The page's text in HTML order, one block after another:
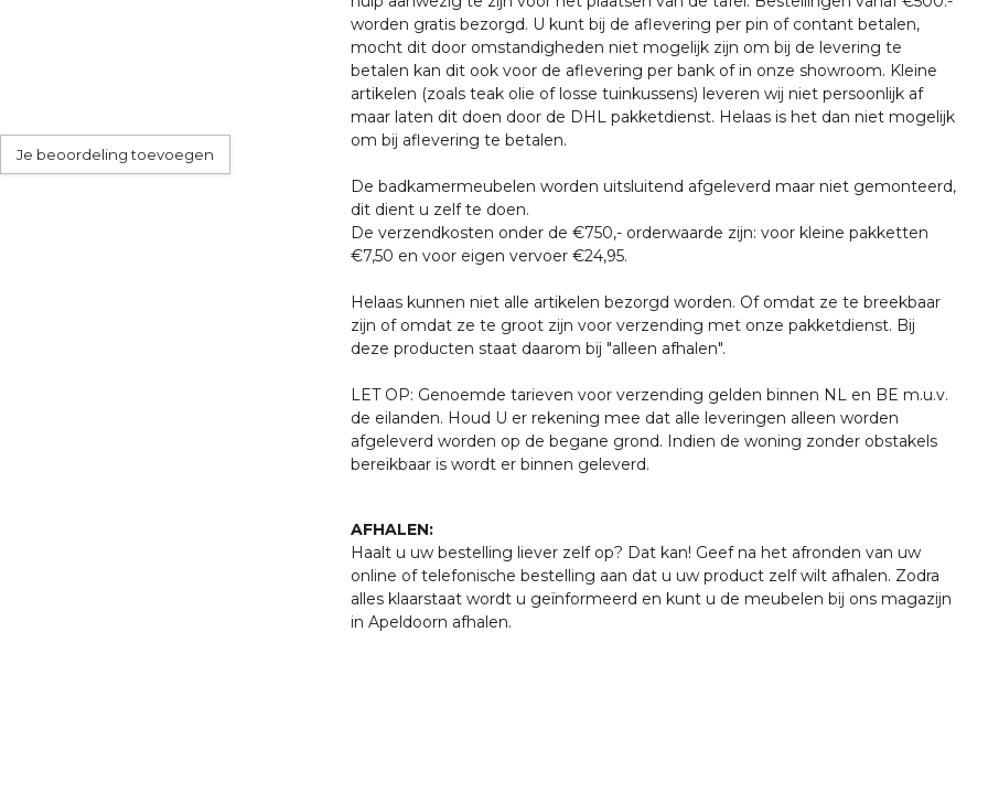
of andere invloeden
Je beoordeling toevoegen
worden gratis bezorgd. U kunt bij de aflevering per pin of contant betalen,
mocht dit door omstandigheden niet mogelijk zijn om bij de levering te
betalen kan dit ook voor de aflevering per bank of in onze showroom. Kleine
artikelen (zoals teak olie of losse tuinkussens) leveren wij niet persoonlijk af
maar laten dit doen door de DHL pakketdienst. Helaas is het dan niet mogelijk
om bij aflevering te betalen.
De badkamermeubelen worden uitsluitend afgeleverd maar niet gemonteerd,
dit dient u zelf te doen.
De verzendkosten onder de €750,- orderwaarde zijn: voor kleine pakketten
€7,50 en voor eigen vervoer €24,95.
Helaas kunnen niet alle artikelen bezorgd worden. Of omdat ze te breekbaar
zijn of omdat ze te groot zijn voor verzending met onze pakketdienst. Bij
deze producten staat daarom bij "alleen afhalen".
LET OP: Genoemde tarieven voor verzending gelden binnen NL en BE m.u.v.
de eilanden. Houd U er rekening mee dat alle leveringen alleen worden
afgeleverd worden op de begane grond. Indien de woning zonder obstakels
bereikbaar is wordt er binnen geleverd.
AFHALEN:
Haalt u uw bestelling liever zelf op? Dat kan! Geef na het afronden van uw
online of telefonische bestelling aan dat u uw product zelf wilt afhalen. Zodra
alles klaarstaat wordt u geïnformeerd en kunt u de meubelen bij ons magazijn
in Apeldoorn afhalen.